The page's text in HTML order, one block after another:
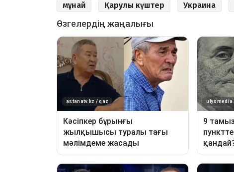
мұнай Қарулы күштер Украина